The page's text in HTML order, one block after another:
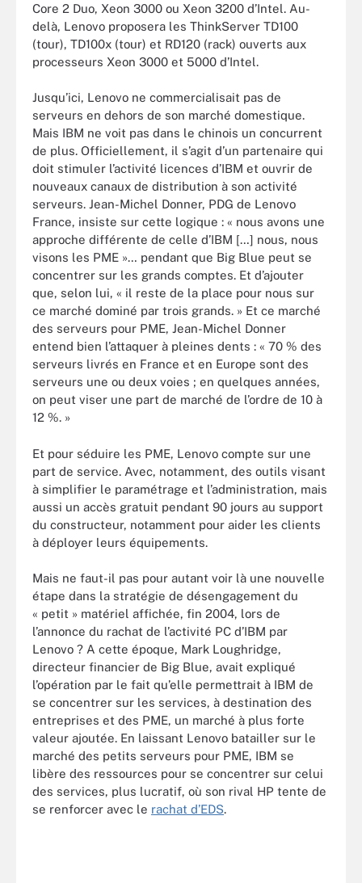
Core 2 Duo, Xeon 3000 ou Xeon 3200 d’Intel. Au-
delà, Lenovo proposera les ThinkServer TD100
(tour), TD100x (tour) et RD120 (rack) ouverts aux
processeurs Xeon 3000 et 5000 d’Intel.
Jusqu’ici, Lenovo ne commercialisait pas de
serveurs en dehors de son marché domestique.
Mais IBM ne voit pas dans le chinois un concurrent
de plus. Officiellement, il s’agit d’un partenaire qui
doit stimuler l’activité licences d’IBM et ouvrir de
nouveaux canaux de distribution à son activité
serveurs. Jean-Michel Donner, PDG de Lenovo
France, insiste sur cette logique : « nous avons une
approche différente de celle d’IBM […] nous, nous
visons les PME »… pendant que Big Blue peut se
concentrer sur les grands comptes. Et d’ajouter
que, selon lui, « il reste de la place pour nous sur
ce marché dominé par trois grands. » Et ce marché
des serveurs pour PME, Jean-Michel Donner
entend bien l’attaquer à pleines dents : « 70 % des
serveurs livrés en France et en Europe sont des
serveurs une ou deux voies ; en quelques années,
on peut viser une part de marché de l’ordre de 10 à
12 %. »
Et pour séduire les PME, Lenovo compte sur une
part de service. Avec, notamment, des outils visant
à simplifier le paramétrage et l’administration, mais
aussi un accès gratuit pendant 90 jours au support
du constructeur, notamment pour aider les clients
à déployer leurs équipements.
Mais ne faut-il pas pour autant voir là une nouvelle
étape dans la stratégie de désengagement du
« petit » matériel affichée, fin 2004, lors de
l’annonce du rachat de l’activité PC d’IBM par
Lenovo ? A cette époque, Mark Loughridge,
directeur financier de Big Blue, avait expliqué
l’opération par le fait qu’elle permettrait à IBM de
se concentrer sur les services, à destination des
entreprises et des PME, un marché à plus forte
valeur ajoutée. En laissant Lenovo batailler sur le
marché des petits serveurs pour PME, IBM se
libère des ressources pour se concentrer sur celui
des services, plus lucratif, où son rival HP tente de
se renforcer avec le rachat d’EDS.